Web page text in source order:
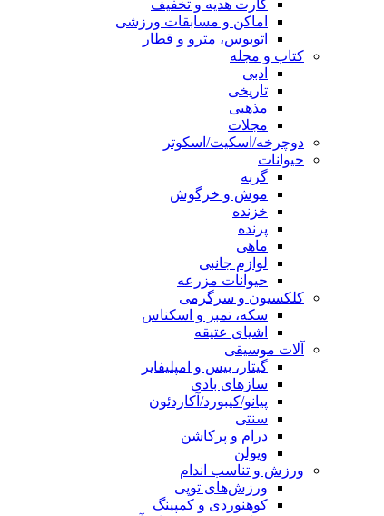
کارت هدیه و تخفیف
اماکن و مسابقات ورزشی
اتوبوس، مترو و قطار
کتاب و مجله
ادبی
تاریخی
مذهبی
مجلات
دوچرخه/اسکیت/اسکوتر
حیوانات
گربه
موش و خرگوش
خزنده
پرنده
ماهی
لوازم جانبی
حیوانات مزرعه
کلکسیون و سرگرمی
سکه، تمبر و اسکناس
اشیای عتیقه
آلات موسیقی
گیتار، بیس و امپلیفایر
سازهای بادی
پیانو/کیبورد/آکاردئون
سنتی
درام و پرکاشن
ویولن
ورزش و تناسب اندام
ورزش‌های توپی
کوهنوردی و کمپینگ